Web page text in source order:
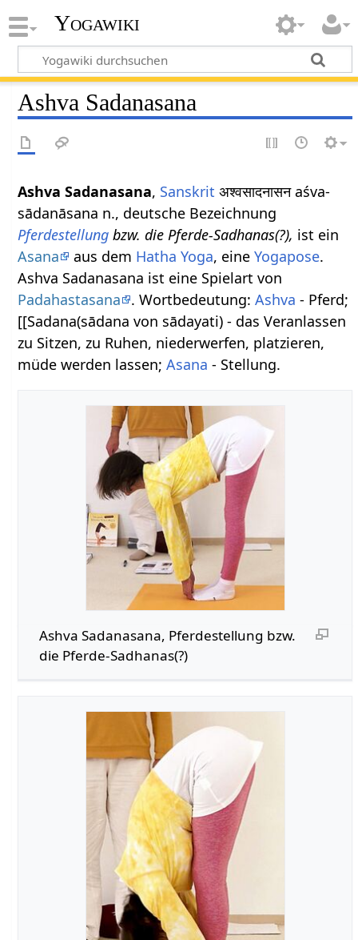
Yogawiki
Ashva Sadanasana
Ashva Sadanasana, Sanskrit अश्वसादनासन aśva-
sādanāsana n., deutsche Bezeichnung
Pferdestellung bzw. die Pferde-Sadhanas(?), ist ein
Asana
aus dem Hatha Yoga, eineYogapose.
Ashva Sadanasana ist eine Spielart von
Padahastasana
. Wortbedeutung:Ashva - Pferd;
[[Sadana(sādana von sādayati) - das Veranlassen
zu Sitzen, zu Ruhen, niederwerfen, platzieren,
müde werden lassen;Asana - Stellung.
Ashva Sadanasana, Pferdestellung bzw.
die Pferde-Sadhanas(?)